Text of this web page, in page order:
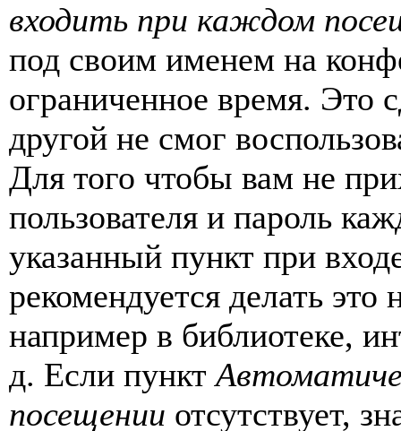
входить при каждом
под своим именем на
ограниченное время. Это
другой не смог
Для того чтобы вам не
пользователя и пароль
указанный пункт при
рекомендуется делать
например в библиотеке,
д. Если пункт
посещении отсутствует,